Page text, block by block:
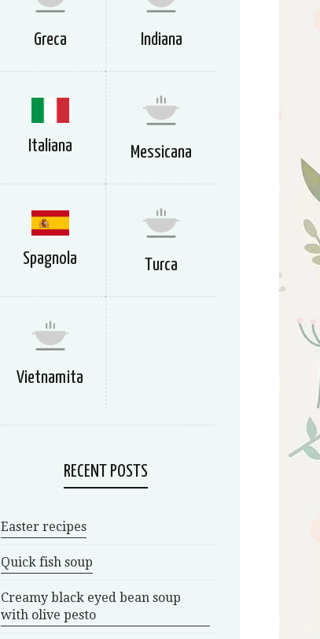
Greca Indiana
Italiana Messicana
Spagnola Turca
Vietnamita
RECENT POSTS
Easter recipes
Quick fish soup
Creamy black eyed bean soup
with olive pesto